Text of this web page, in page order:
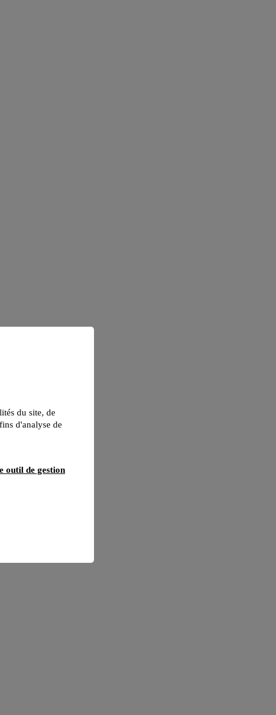
du site, de
d'analyse de
outil de gestion